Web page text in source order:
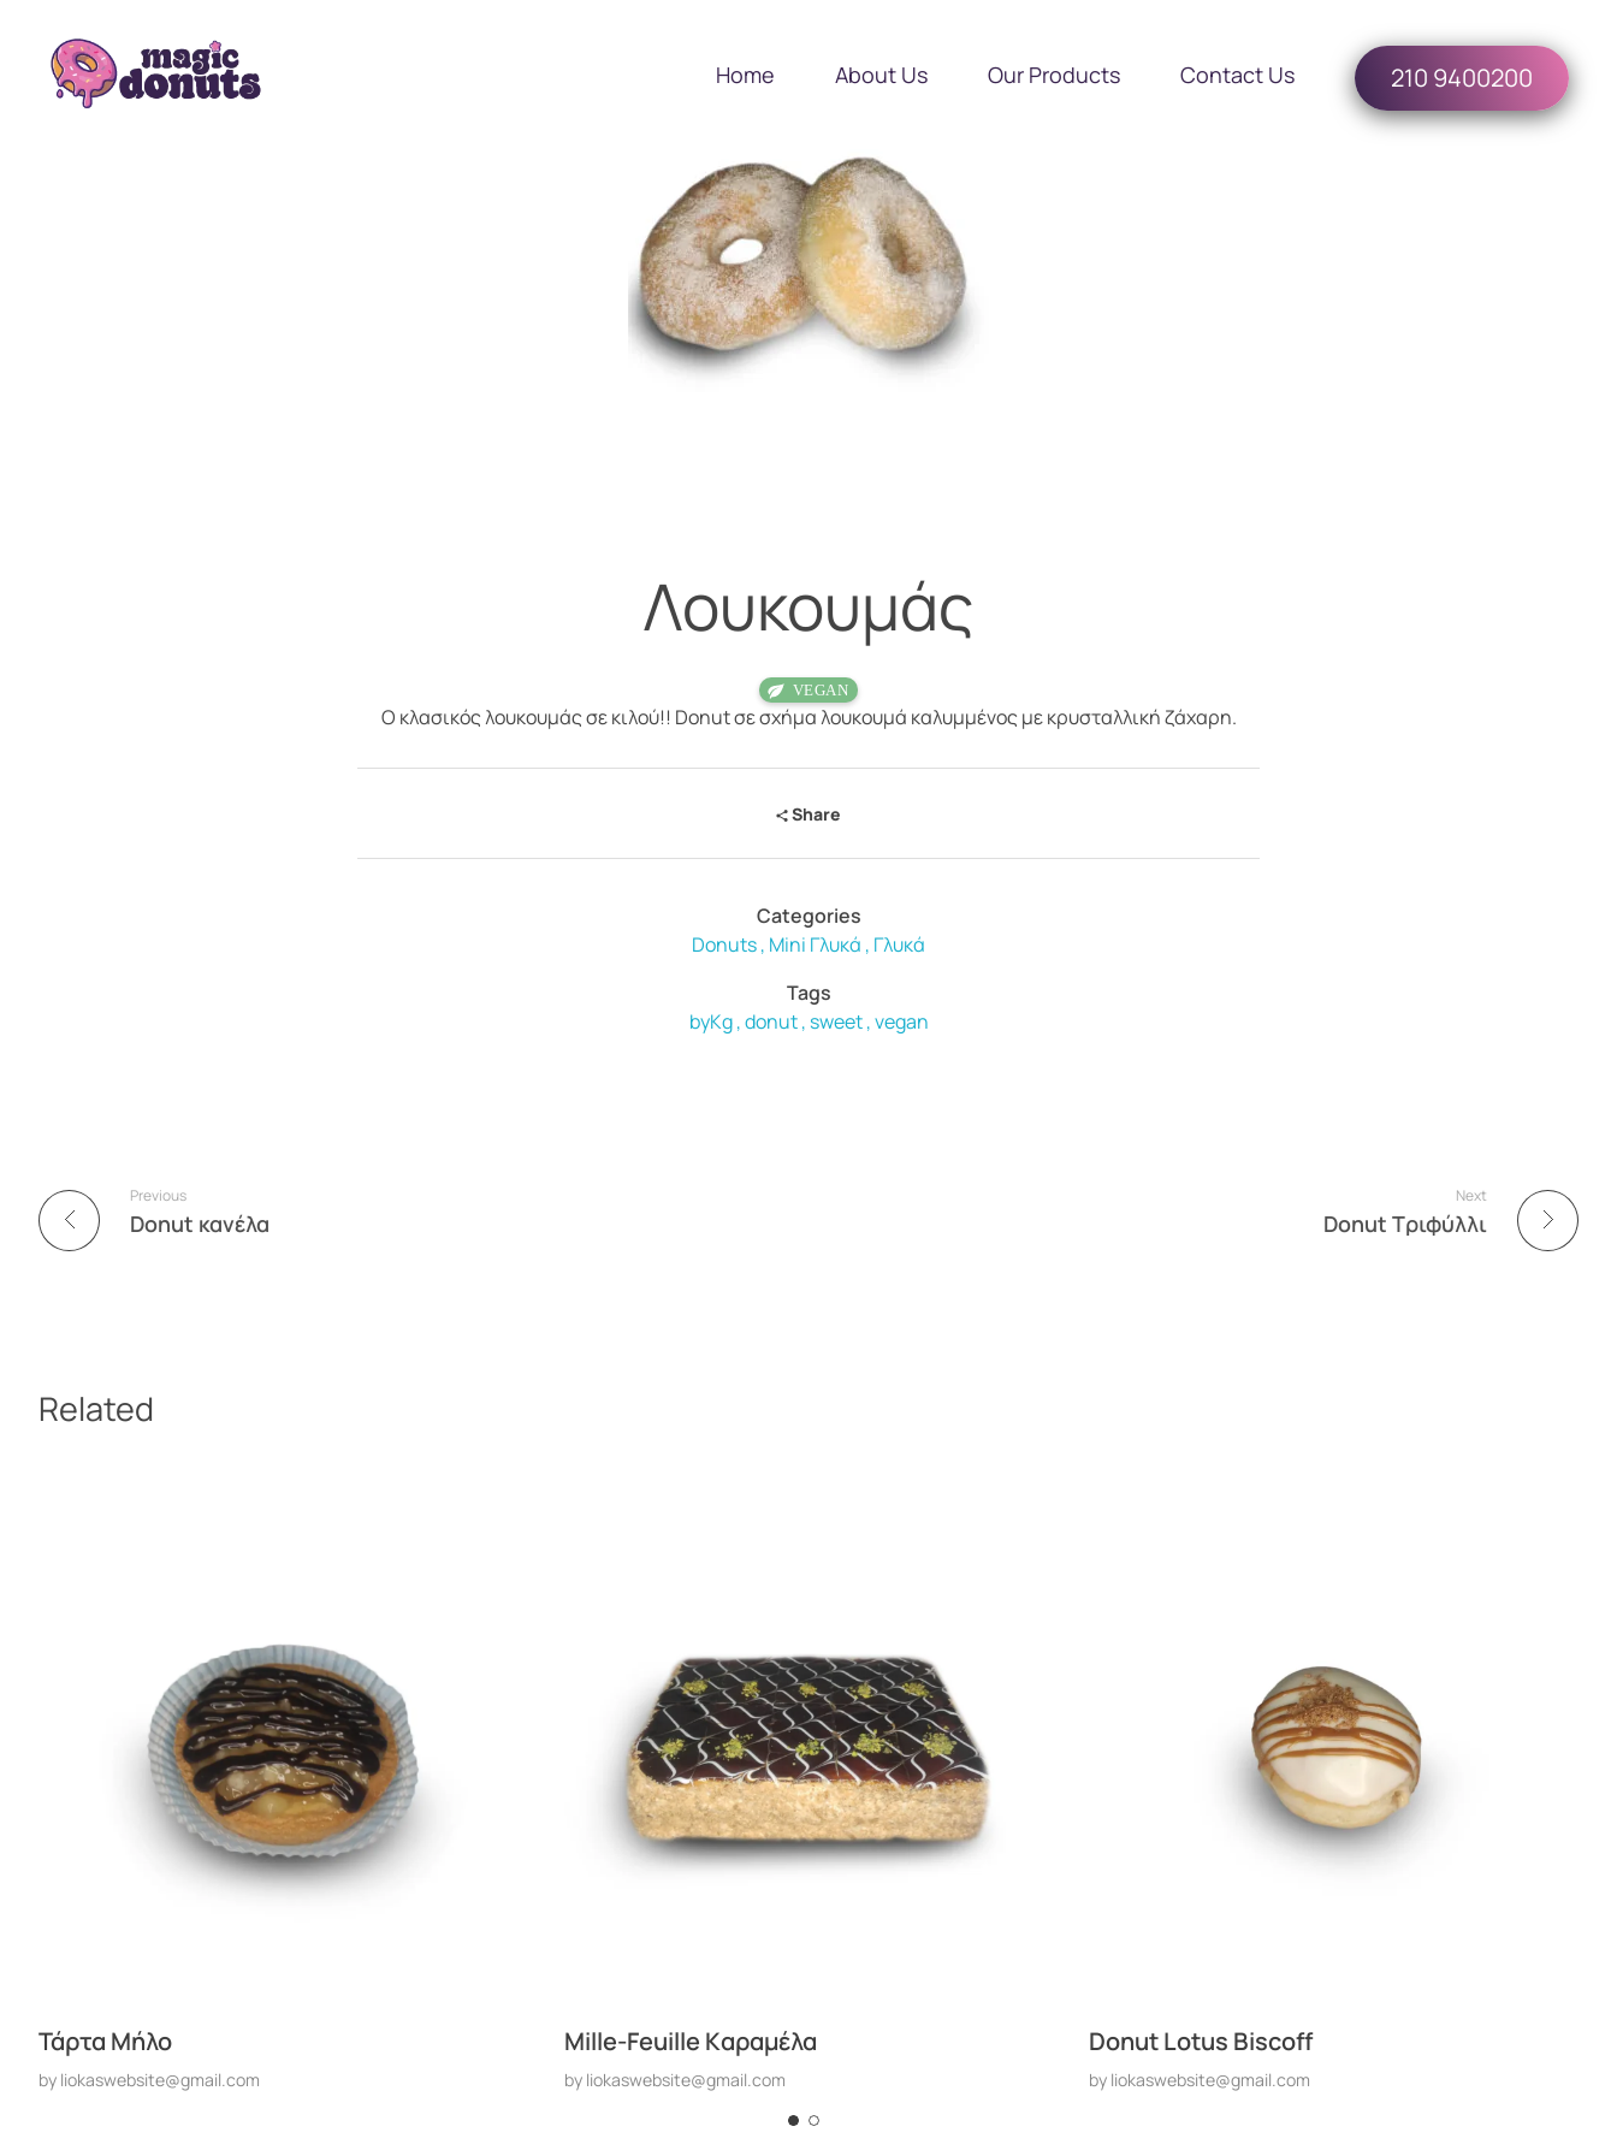
Home About Us Our Products Contact Us 210 9400200
Λουκουμάς
Ο κλασικός λουκουμάς σε κιλού!! Donut σε σχήμα λουκουμά καλυμμένος με κρυσταλλική ζάχαρη.
Share
Categories
Donuts Mini Γλυκά Γλυκά
Tags
byKg donut sweet vegan
Previous
Donut κανέλα
Next
Donut Τριφύλλι
Related
Τάρτα Mήλο
by liokaswebsite@gmail.com
Mille-Feuille Kαραμέλα
by liokaswebsite@gmail.com
Donut Lotus Biscoff
by liokaswebsite@gmail.com